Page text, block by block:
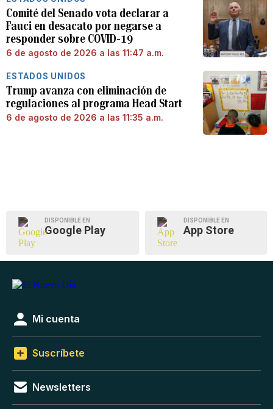
Comité del Senado vota declarar a
Fauci en desacato por negarse a
responder sobre COVID-19
6 de agosto de 2026 a las 11:47 a.m.
ESTADOS UNIDOS
Trump avanza con eliminación de
regulaciones al programa Head Start
6 de agosto de 2026 a las 11:35 a.m.
DISPONIBLE EN
Google Play
DISPONIBLE EN
App Store
Mi cuenta
Suscríbete
Newsletters